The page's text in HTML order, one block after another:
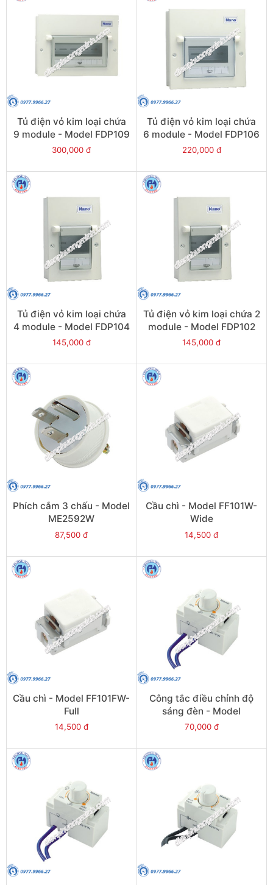
Tủ điện vỏ kim loại chứa
9 module - Model FDP109
300,000 đ
Tủ điện vỏ kim loại chứa
6 module - Model FDP106
220,000 đ
Tủ điện vỏ kim loại chứa
4 module - Model FDP104
145,000 đ
Tủ điện vỏ kim loại chứa 2
module - Model FDP102
145,000 đ
Phích cắm 3 chấu - Model
ME2592W
87,500 đ
Cầu chì - Model FF101W-
Wide
14,500 đ
Cầu chì - Model FF101FW-
Full
14,500 đ
Công tắc điều chỉnh độ
sáng đèn - Model
FDL903W-Wide
70,000 đ